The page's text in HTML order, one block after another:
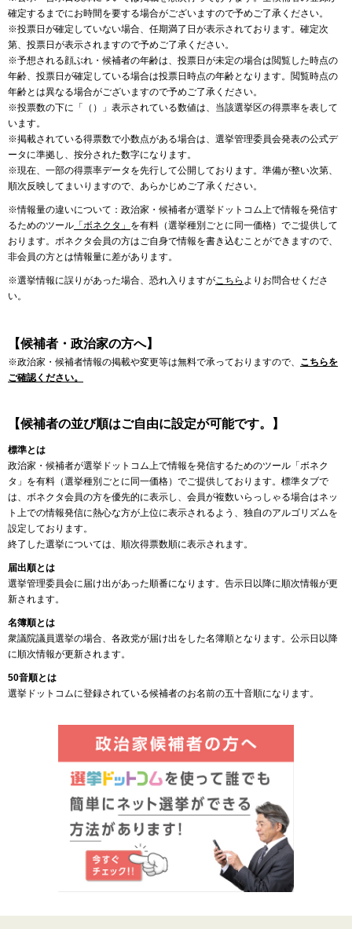
確定するまでにお時間を要する場合がございますので予めご了承ください。
※投票日が確定していない場合、任期満了日が表示されております。確定次
第、投票日が表示されますので予めご了承ください。
※予想される顔ぶれ・候補者の年齢は、投票日が未定の場合は閲覧した時点の
年齢、投票日が確定している場合は投票日時点の年齢となります。閲覧時点の
年齢とは異なる場合がございますので予めご了承ください。
※投票数の下に「（）」表示されている数値は、当該選挙区の得票率を表して
います。
※掲載されている得票数で小数点がある場合は、選挙管理委員会発表の公式デ
ータに準拠し、按分された数字になります。
※現在、一部の得票率データを先行して公開しております。準備が整い次第、
順次反映してまいりますので、あらかじめご了承ください。
※情報量の違いについて：政治家・候補者が選挙ドットコム上で情報を発信す
るためのツール 「ボネクタ」 を有料（選挙種別ごとに同一価格）でご提供して
おります。ボネクタ会員の方はご自身で情報を書き込むことができますので、
非会員の方とは情報量に差があります。
※選挙情報に誤りがあった場合、恐れ入りますがこちら よりお問合せくださ
い。
【候補者・政治家の方へ】
※政治家・候補者情報の掲載や変更等は無料で承っておりますので、 こちらを
ご確認ください。
【候補者の並び順はご自由に設定が可能です。】
標準とは
政治家・候補者が選挙ドットコム上で情報を発信するためのツール「ボネク
タ」を有料（選挙種別ごとに同一価格）でご提供しております。標準タブで
は、ボネクタ会員の方を優先的に表示し、会員が複数いらっしゃる場合はネッ
ト上での情報発信に熱心な方が上位に表示されるよう、独自のアルゴリズムを
設定しております。
終了した選挙については、順次得票数順に表示されます。
届出順とは
選挙管理委員会に届け出があった順番になります。告示日以降に順次情報が更
新されます。
名簿順とは
衆議院議員選挙の場合、各政党が届け出をした名簿順となります。公示日以降
に順次情報が更新されます。
50音順とは
選挙ドットコムに登録されている候補者のお名前の五十音順になります。